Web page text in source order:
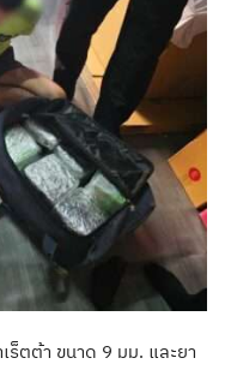
ตต้า ขนาด 9 มม. และยา